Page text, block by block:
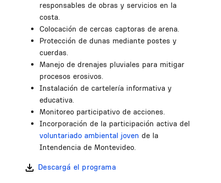
responsables de obras y servicios en la
costa.
Colocación de cercas captoras de arena.
Protección de dunas mediante postes y
cuerdas.
Manejo de drenajes pluviales para mitigar
procesos erosivos.
Instalación de cartelería informativa y
educativa.
Monitoreo participativo de acciones.
Incorporación de la participación activa del
voluntariado ambiental joven de la
Intendencia de Montevideo.
Descargá el programa